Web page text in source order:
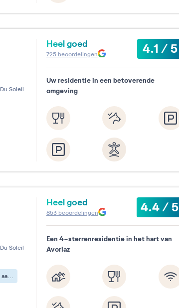
Soleil
Heel goed 4.1/5
725beoordelingen
Uw residentie in een betoverende
omgeving
Soleil
Vertrekken en terugkeren met ski's aan de voeten
Heel goed 4.4/5
853beoordelingen
Een 4-sterrenresidentie in het hart van
Avoriaz